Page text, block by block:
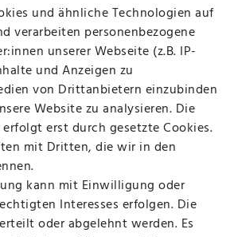
und ähnliche Technologien auf
verarbeiten personenbezogene
unserer Webseite (z.B. IP-
und Anzeigen zu
von Drittanbietern einzubinden
Website zu analysieren. Die
erst durch gesetzte Cookies.
mit Dritten, die wir in den
kann mit Einwilligung oder
Interesses erfolgen. Die
oder abgelehnt werden. Es